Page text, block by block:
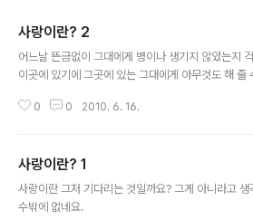
사랑이란? 2
어느날 뜬금없이 그대에게 병이나 생기지 않았는지
이곳에 있기에 그곳에 있는 그대에게 아무것도 해 줄
0 0 2010. 6. 16.
사랑이란? 1
사랑이란 그저 기다리는 것일까요? 그게 아니라고
수밖에 없네요.